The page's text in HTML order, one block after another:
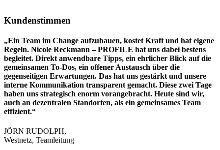
Kundenstimmen
„Ein Team im Change aufzubauen, kostet Kraft und hat eigene
Regeln. Nicole Reckmann – PROFILE hat uns dabei bestens
begleitet. Direkt anwendbare Tipps, ein ehrlicher Blick auf die
gemeinsamen To-Dos, ein offener Austausch über die
gegenseitigen Erwartungen. Das hat uns gestärkt und unsere
interne Kommunikation transparent gemacht. Diese zwei Tage
haben uns strategisch enorm vorangebracht. Heute sind wir,
auch an dezentralen Standorten, als ein gemeinsames Team
effizient.“
JÖRN RUDOLPH,
Westnetz, Teamleitung